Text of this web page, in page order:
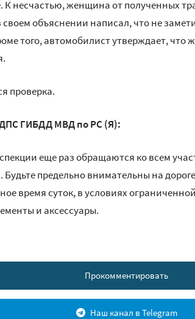
К несчастью, женщина от полученных
объяснении написал, что не
того, автомобилист утверждает,
проверка.
ГИБДД МВД по РС (Я):
еще раз обращаются ко всем
предельно внимательны на
время суток, в условиях
и аксессуары.
Прокомментировать
Наш канал в Telegram